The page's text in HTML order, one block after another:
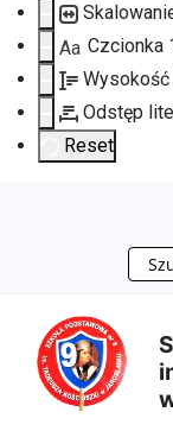
Aa Czcionka
Odstęp
Reset
treści
głównej
menu
mapy
strony